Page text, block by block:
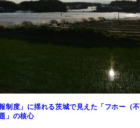
制度」に揺れる茨城で見えた「フホー（不
」の核心